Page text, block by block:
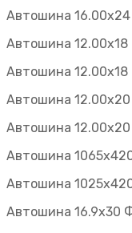
Автошина
Автошина
Автошина
Автошина
Автошина
Автошина
Автошина
Автошина